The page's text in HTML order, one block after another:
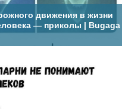
движения в жизни
— приколы | Bugaga